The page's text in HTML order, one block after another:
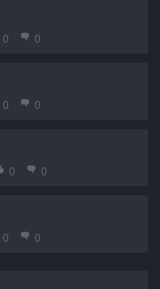
0 0
0 0
0 0
0 0